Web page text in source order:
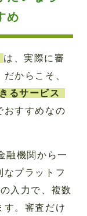
め
は、実際に審
からこそ、
るサービス
おすすめなの
融機関から一
なプラットフ
入力で、複数
す。審査だけ